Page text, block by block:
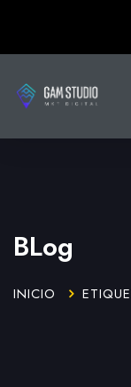
BLog
INICIO